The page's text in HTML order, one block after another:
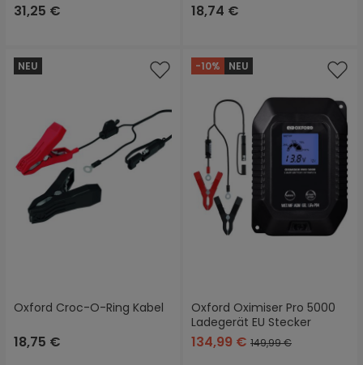
31,25 € 18,74 €
NEU
Oxford Croc-O-Ring Kabel
18,75 €
-10% NEU
Oxford Oximiser Pro 5000
Ladegerät EU Stecker
134,99 € 149,99 €